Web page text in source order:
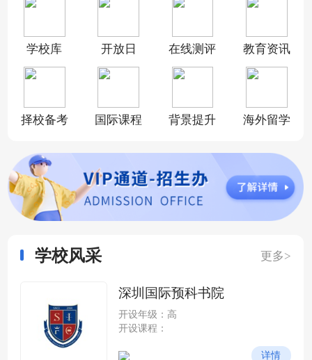
学校库 开放日 在线测评 教育资讯
择校备考 国际课程 背景提升 海外留学
学校风采 更多>
深圳国际预科书院
开设年级：高
开设课程：
详情